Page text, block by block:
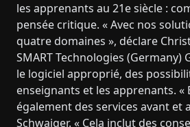
les apprenants au 21e siècle :
pensée critique. « Avec nos
quatre domaines », déclare
SMART Technologies
le logiciel approprié, des
enseignants et les apprenants.
également des services avant et
Schwaiger. « Cela inclut des